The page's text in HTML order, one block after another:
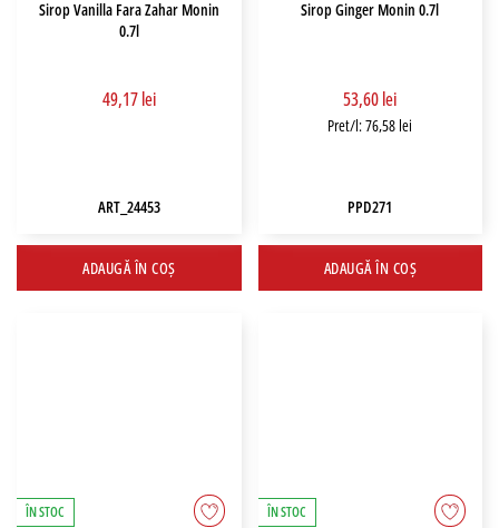
Sirop Vanilla Fara Zahar Monin
0.7l
49,17 lei
ART_24453
ADAUGĂ ÎN COȘ
Sirop Ginger Monin 0.7l
53,60 lei
Pret/l: 76,58 lei
PPD271
ADAUGĂ ÎN COȘ
ÎN STOC ÎN STOC